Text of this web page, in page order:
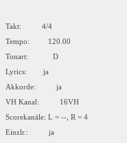
Takt: 4/4
Tempo: 120.00
Tonart: D
Lyrics: ja
Akkorde: ja
VH Kanal: 16VH
Scorekanäle: L = --, R = 4
Einzlr.: ja